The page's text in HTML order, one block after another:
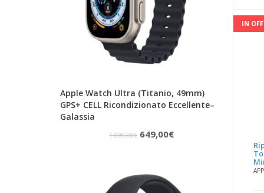
IN
Apple Watch Ultra (Titanio, 49mm)
GPS+ CELL Ricondizionato Eccellente–
Galassia
1.009,00€ Il
era:
649,00€Il
è: